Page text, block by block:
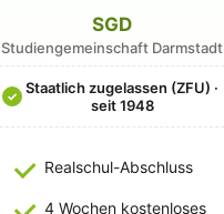
SGD
Studiengemeinschaft Darmstadt
✓ Staatlich zugelassen (ZFU) ·
seit 1948
Realschul-Abschluss
4 Wochen kostenloses